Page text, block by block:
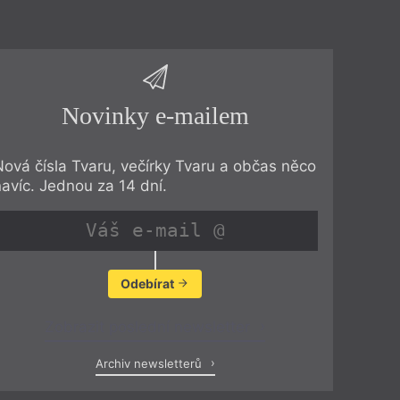
Novinky e-mailem
čísla Tvaru, večírky Tvaru a občas něco
Jednou za 14 dní.
Odebírat
Archiv newsletterů